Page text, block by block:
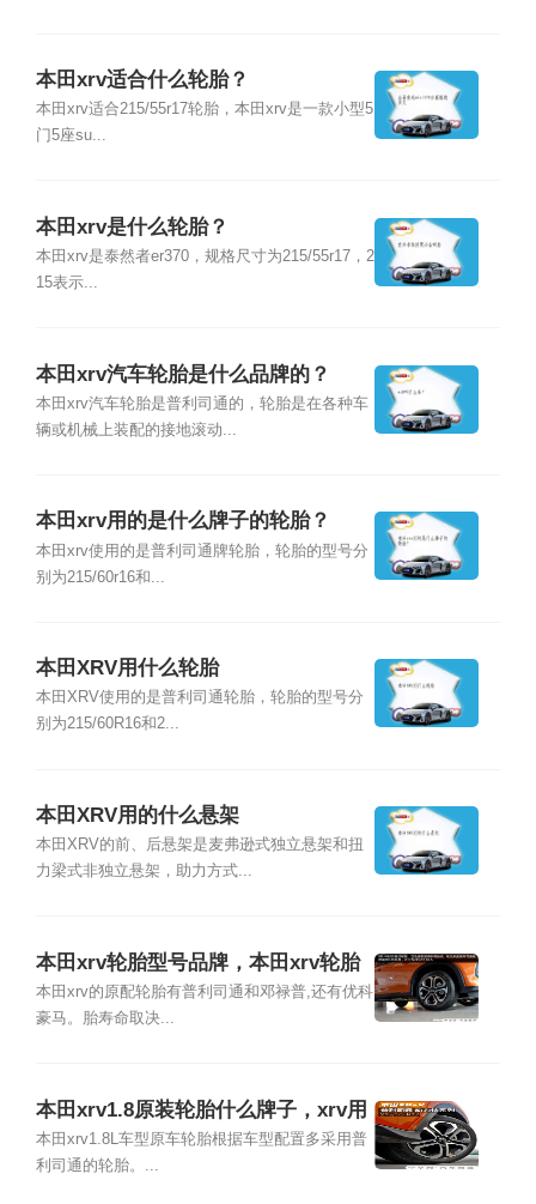
本田xrv适合什么轮胎？
本田xrv适合215/55r17轮胎，本田xrv是一款小型5
门5座su...
本田xrv是什么轮胎？
本田xrv是泰然者er370，规格尺寸为215/55r17，2
15表示...
本田xrv汽车轮胎是什么品牌的？
本田xrv汽车轮胎是普利司通的，轮胎是在各种车
辆或机械上装配的接地滚动...
本田xrv用的是什么牌子的轮胎？
本田xrv使用的是普利司通牌轮胎，轮胎的型号分
别为215/60r16和...
本田XRV用什么轮胎
本田XRV使用的是普利司通轮胎，轮胎的型号分
别为215/60R16和2...
本田XRV用的什么悬架
本田XRV的前、后悬架是麦弗逊式独立悬架和扭
力梁式非独立悬架，助力方式...
本田xrv轮胎型号品牌，本田xrv轮胎
价格多少
本田xrv的原配轮胎有普利司通和邓禄普,还有优科
豪马。胎寿命取决...
本田xrv1.8原装轮胎什么牌子，xrv用
什么轮胎好
本田xrv1.8L车型原车轮胎根据车型配置多采用普
利司通的轮胎。...